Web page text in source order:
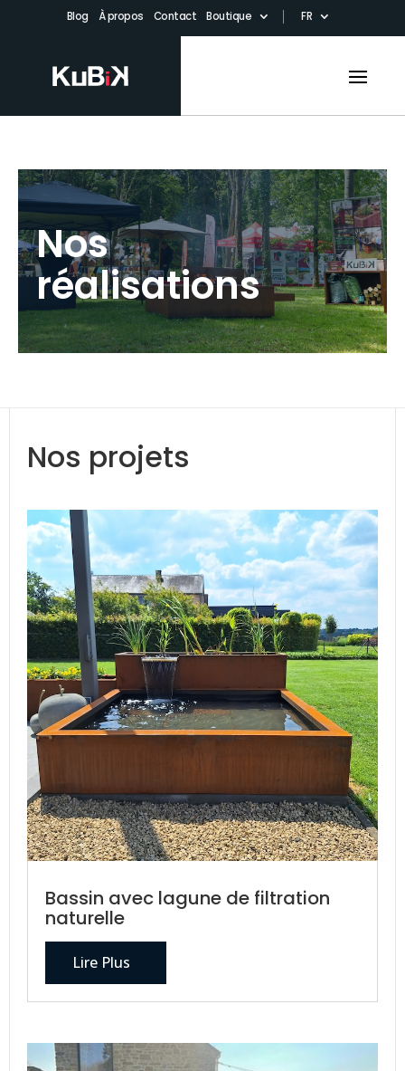
Blog À propos Contact Boutique FR
Nos
réalisations
Nos projets
Bassin avec lagune de filtration
naturelle
Lire Plus